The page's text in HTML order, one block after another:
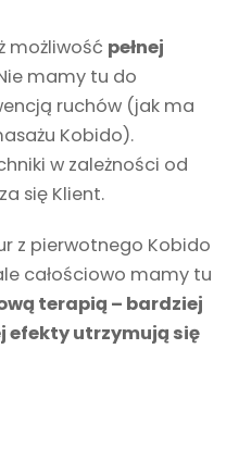
możliwość pełnej
mamy tu do
ruchów (jak ma
Kobido).
w zależności od
się Klient.
z pierwotnego Kobido
całościowo mamy tu
terapią – bardziej
efekty utrzymują się